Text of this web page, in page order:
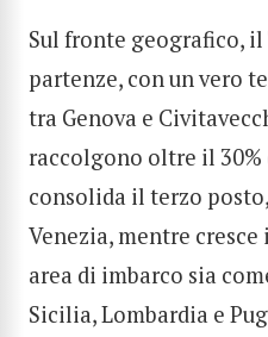
Sul fronte geografico,
partenze, con un vero
tra Genova e
raccolgono oltre il 30%
consolida il terzo
Venezia, mentre cresce
area di imbarco sia
Sicilia, Lombardia e